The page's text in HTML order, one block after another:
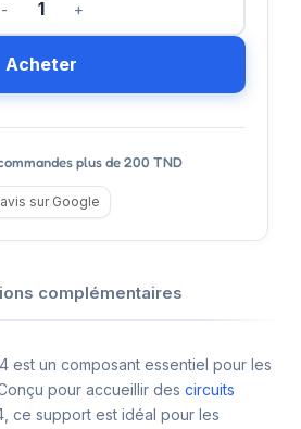
Acheter
plus de 200 TND
avis sur Google
complémentaires
est un composant essentiel pour les
pour accueillir des circuits
ce support est idéal pour les